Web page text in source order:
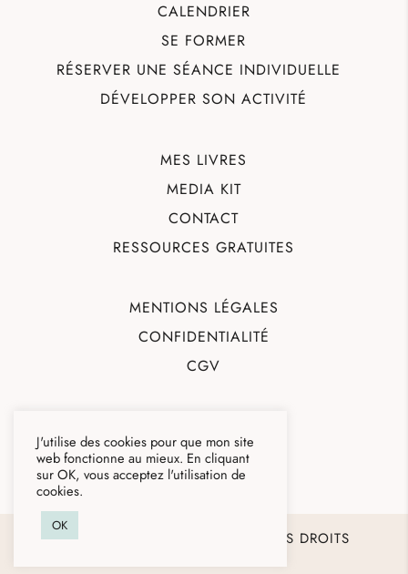
CALENDRIER
SE FORMER
RÉSERVER UNE SÉANCE INDIVIDUELLE
DÉVELOPPER SON ACTIVITÉ
MES LIVRES
MEDIA KIT
CONTACT
RESSOURCES GRATUITES
MENTIONS LÉGALES
CONFIDENTIALITÉ
CGV
© 2026 – AURÉLIE MAIRE – TOUS DROITS
J'utilise des cookies pour que mon site
web fonctionne au mieux. En cliquant
sur OK, vous acceptez l'utilisation de
cookies.
OK